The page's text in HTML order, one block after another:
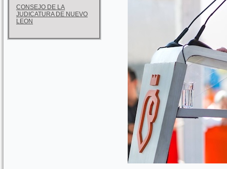
CONSEJO DE LA
JUDICATURA DE NUEVO
LEON